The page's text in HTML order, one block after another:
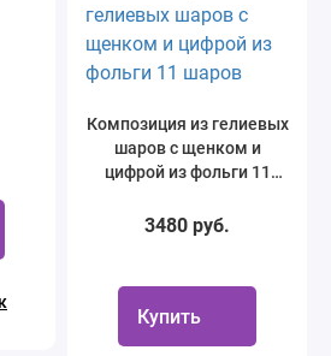
Композиция из гелиевых
шаров с щенком и
цифрой из фольги 11
3480 руб.
Купить